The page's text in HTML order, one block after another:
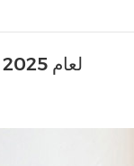
حققت فرقة LINSY أداءً متميزًا خلال مهرجان Double 11 لعام 2025